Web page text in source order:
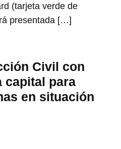
(tarjeta verde de
presentada […]
Civil con
capital para
en situación